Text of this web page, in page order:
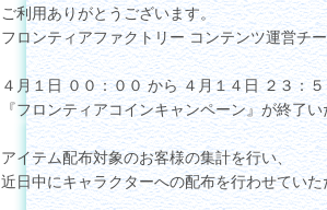
ご利用ありがとうございます。
フロンティアファクトリー コンテンツ運営チ
４月１日 ００：００ から ４月１４日 ２３：
『フロンティアコインキャンペーン』が終了
アイテム配布対象のお客様の集計を行い、
近日中にキャラクターへの配布を行わせていた